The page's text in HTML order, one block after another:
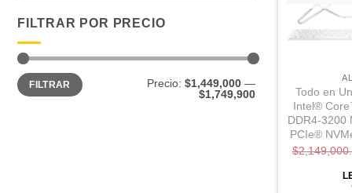
FILTRAR POR PRECIO
Precio
mínimo
Precio
máximo
FILTRAR Precio: $1,449,000—
$1,749,900
Todo en
Intel®
DDR4-3200
PCIe®
$